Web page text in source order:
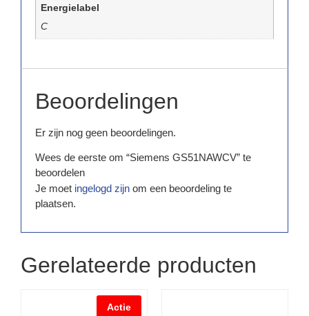
Energielabel
C
Beoordelingen
Er zijn nog geen beoordelingen.
Wees de eerste om “Siemens GS51NAWCV” te
beoordelen
Je moet ingelogd zijn om een beoordeling te
plaatsen.
Gerelateerde producten
Actie